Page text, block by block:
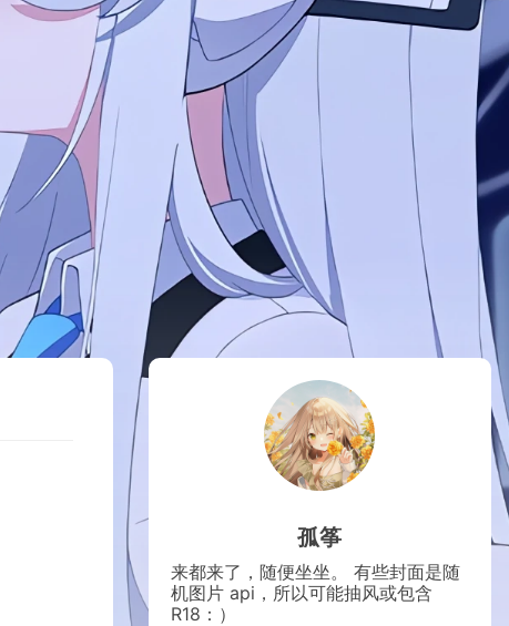
孤筝
来都来了，随便坐坐。 有些封面是随
机图片 api，所以可能抽风或包含
R18：）